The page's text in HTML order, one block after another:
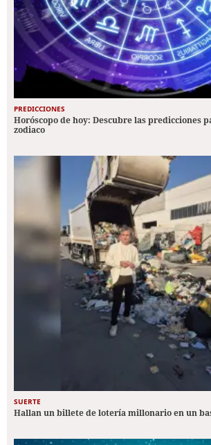
PREDICCIONES
Horóscopo de hoy: Descubre las predicciones
zodiaco
SUERTE
Hallan un billete de lotería millonario en un